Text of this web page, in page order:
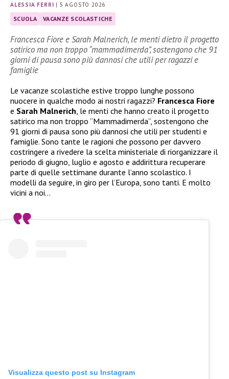
ALESSIA FERRI | 5 AGOSTO 2026
SCUOLA VACANZE SCOLASTICHE
Francesca Fiore e Sarah Malnerich, le menti dietro il progetto
satirico ma non troppo “mammadimerda”, sostengono che 91
giorni di pausa sono più dannosi che utili per ragazzi e
famiglie
Le vacanze scolastiche estive troppo lunghe possono
nuocere in qualche modo ai nostri ragazzi? Francesca Fiore
e Sarah Malnerich, le menti che hanno creato il progetto
satirico ma non troppo “Mammadimerda”, sostengono che
91 giorni di pausa sono più dannosi che utili per studenti e
famiglie. Sono tante le ragioni che possono per davvero
costringere a rivedere la scelta ministeriale di riorganizzare il
periodo di giugno, luglio e agosto e addirittura recuperare
parte di quelle settimane durante l’anno scolastico. I
modelli da seguire, in giro per l’Europa, sono tanti. E molto
vicini a noi…
Visualizza questo post su Instagram